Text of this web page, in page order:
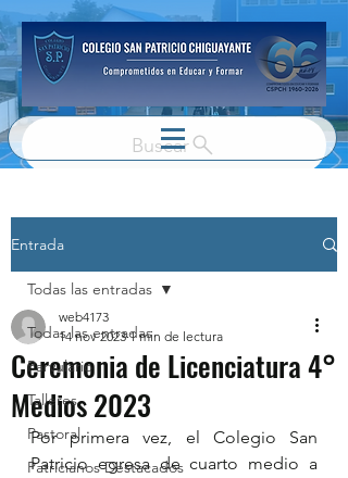
Buscar
Entrada
Todas las entradas
Parvulario
Talleres
Pastoral
Patricianos Destacados
Todas las entradas
Ceremonia de Licenciatura 4°
Medios 2023
web4173
14 nov 2023 1 min de lectura
Por primera vez, el Colegio San
Patricio egresa de cuarto medio a